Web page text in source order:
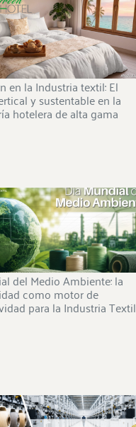
en la Industria textil: El
y sustentable en la
hotelera de alta gama
del Medio Ambiente: la
como motor de
para la Industria Textil